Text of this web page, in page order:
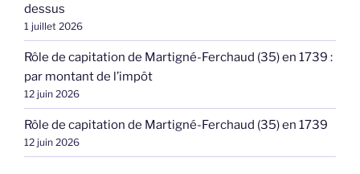
dessus
1 juillet 2026
Rôle de capitation de Martigné-Ferchaud (35) en 1739 :
par montant de l’impôt
12 juin 2026
Rôle de capitation de Martigné-Ferchaud (35) en 1739
12 juin 2026